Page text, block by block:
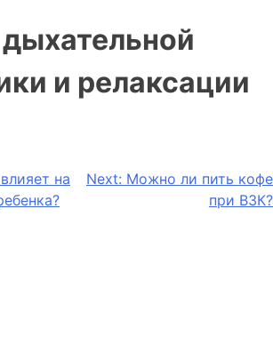
и релаксации
на
Next: Можно ли пить кофе
при ВЗК?